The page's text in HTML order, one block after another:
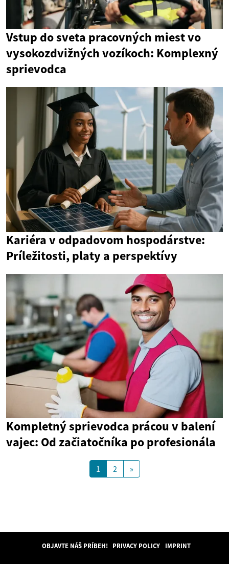
Vstup do sveta pracovných miest vo
vysokozdvižných vozíkoch: Komplexný
sprievodca
Kariéra v odpadovom hospodárstve:
Príležitosti, platy a perspektívy
Kompletný sprievodca prácou v balení
vajec: Od začiatočníka po profesionála
1 2 »
OBJAVTE NÁŠ PRÍBEH! PRIVACY POLICY IMPRINT